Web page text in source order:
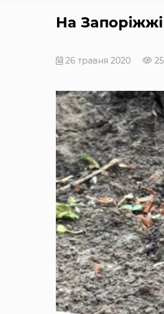
На Запоріжжі
26 травня 2020